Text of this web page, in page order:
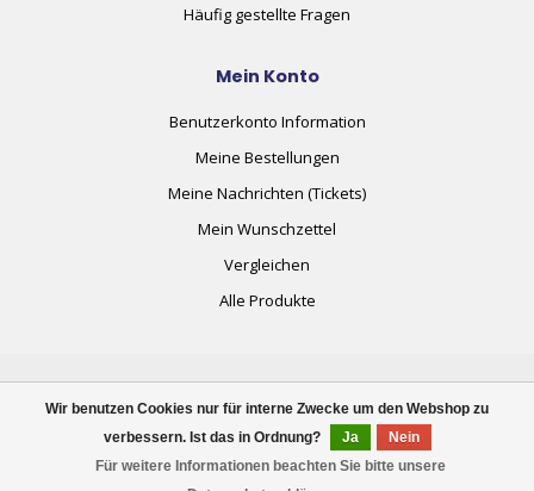
Wir benutzen Cookies nur für interne Zwecke um den Webshop zu
verbessern. Ist das in Ordnung?
Ja
Nein
Für weitere Informationen beachten Sie bitte unsere
Häufig gestellte Fragen
Mein Konto
Benutzerkonto Information
Meine Bestellungen
Meine Nachrichten (Tickets)
Mein Wunschzettel
Vergleichen
Alle Produkte
© Copyright 2026 plug+automate.swiss